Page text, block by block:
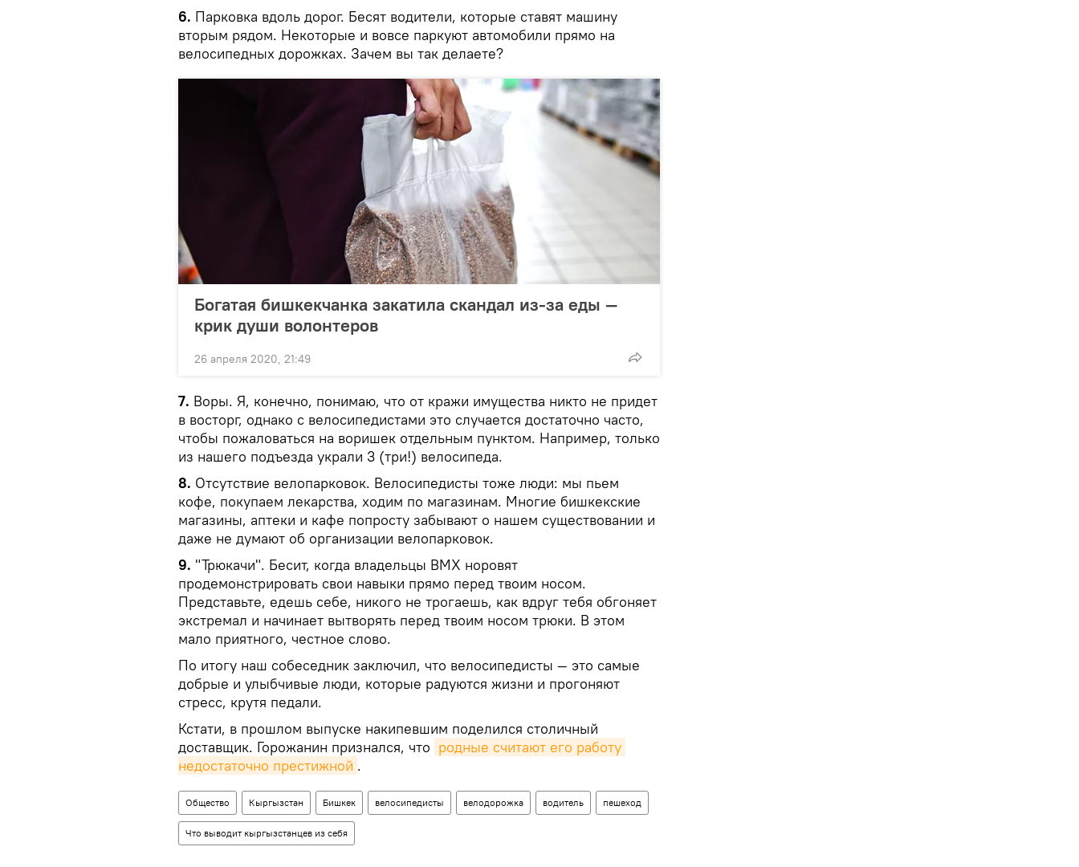
6. Парковка вдоль дорог. Бесят водители, которые ставят машину
вторым рядом. Некоторые и вовсе паркуют автомобили прямо на
велосипедных дорожках. Зачем вы так делаете?
Богатая бишкекчанка закатила скандал из-за еды —
крик души волонтеров
26 апреля 2020, 21:49
7. Воры. Я, конечно, понимаю, что от кражи имущества никто не придет
в восторг, однако с велосипедистами это случается достаточно часто,
чтобы пожаловаться на воришек отдельным пунктом. Например, только
из нашего подъезда украли 3 (три!) велосипеда.
8. Отсутствие велопарковок. Велосипедисты тоже люди: мы пьем
кофе, покупаем лекарства, ходим по магазинам. Многие бишкекские
магазины, аптеки и кафе попросту забывают о нашем существовании и
даже не думают об организации велопарковок.
9. "Трюкачи". Бесит, когда владельцы ВМХ норовят
продемонстрировать свои навыки прямо перед твоим носом.
Представьте, едешь себе, никого не трогаешь, как вдруг тебя обгоняет
экстремал и начинает вытворять перед твоим носом трюки. В этом
мало приятного, честное слово.
По итогу наш собеседник заключил, что велосипедисты — это самые
добрые и улыбчивые люди, которые радуются жизни и прогоняют
стресс, крутя педали.
Кстати, в прошлом выпуске накипевшим поделился столичный
доставщик. Горожанин признался, что родные считают его работу
недостаточно престижной .
Общество Кыргызстан Бишкек велосипедисты велодорожка водитель пешеход
Что выводит кыргызстанцев из себя